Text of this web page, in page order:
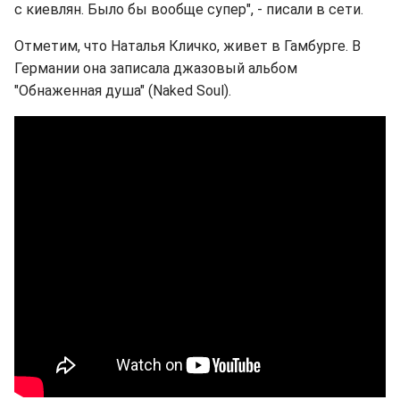
с киевлян. Было бы вообще супер", - писали в сети.
Отметим, что Наталья Кличко, живет в Гамбурге. В
Германии она записала джазовый альбом
"Обнаженная душа" (Naked Soul).